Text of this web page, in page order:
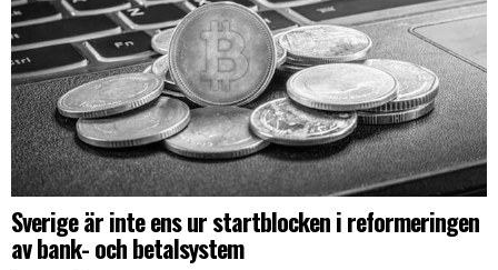
Sverige är inte ens ur startblocken i reformeringen
av bank- och betalsystem